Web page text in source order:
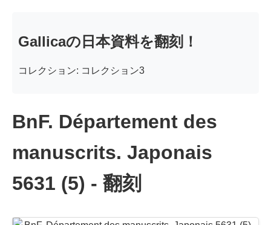
Gallicaの日本資料を翻刻！
コレクション: コレクション3
BnF. Département des
manuscrits. Japonais
5631 (5) - 翻刻